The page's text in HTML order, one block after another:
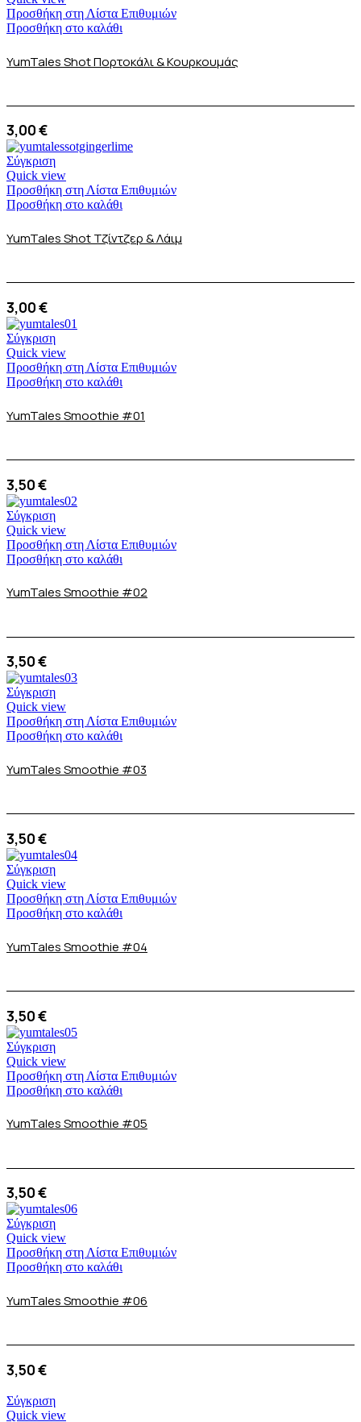
Προσθήκη στη Λίστα Επιθυμιών
Προσθήκη στο καλάθι
YumTales Shot Πορτοκάλι & Κουρκουμάς
3,00€
Σύγκριση
Quick view
Προσθήκη στη Λίστα Επιθυμιών
Προσθήκη στο καλάθι
YumTales Shot Τζίντζερ & Λάιμ
3,00€
Σύγκριση
Quick view
Προσθήκη στη Λίστα Επιθυμιών
Προσθήκη στο καλάθι
YumTales Smoothie #01
3,50€
Σύγκριση
Quick view
Προσθήκη στη Λίστα Επιθυμιών
Προσθήκη στο καλάθι
YumTales Smoothie #02
3,50€
Σύγκριση
Quick view
Προσθήκη στη Λίστα Επιθυμιών
Προσθήκη στο καλάθι
YumTales Smoothie #03
3,50€
Σύγκριση
Quick view
Προσθήκη στη Λίστα Επιθυμιών
Προσθήκη στο καλάθι
YumTales Smoothie #04
3,50€
Σύγκριση
Quick view
Προσθήκη στη Λίστα Επιθυμιών
Προσθήκη στο καλάθι
YumTales Smoothie #05
3,50€
Σύγκριση
Quick view
Προσθήκη στη Λίστα Επιθυμιών
Προσθήκη στο καλάθι
YumTales Smoothie #06
3,50€
Σύγκριση
Quick view